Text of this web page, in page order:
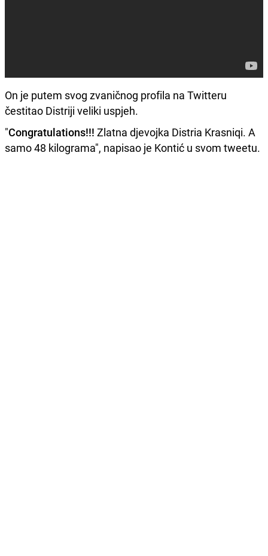
On je putem svog zvaničnog profila na Twitteru
čestitao Distriji veliki uspjeh.
"Congratulations!!! Zlatna djevojka Distria Krasniqi. A
samo 48 kilograma", napisao je Kontić u svom tweetu.